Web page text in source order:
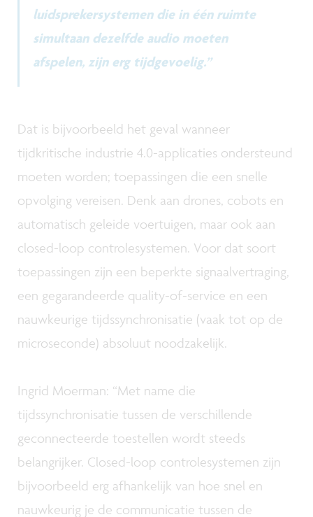
luidsprekersystemen die in één ruimte
simultaan dezelfde audio moeten
afspelen, zijn erg tijdgevoelig.”
Dat is bijvoorbeeld het geval wanneer
tijdkritische industrie 4.0-applicaties ondersteund
moeten worden; toepassingen die een snelle
opvolging vereisen. Denk aan drones, cobots en
automatisch geleide voertuigen, maar ook aan
closed-loop controlesystemen. Voor dat soort
toepassingen zijn een beperkte signaalvertraging,
een gegarandeerde quality-of-service en een
nauwkeurige tijdssynchronisatie (vaak tot op de
microseconde) absoluut noodzakelijk.
Ingrid Moerman: “Met name die
tijdssynchronisatie tussen de verschillende
geconnecteerde toestellen wordt steeds
belangrijker. Closed-loop controlesystemen zijn
bijvoorbeeld erg afhankelijk van hoe snel en
nauwkeurig je de communicatie tussen de